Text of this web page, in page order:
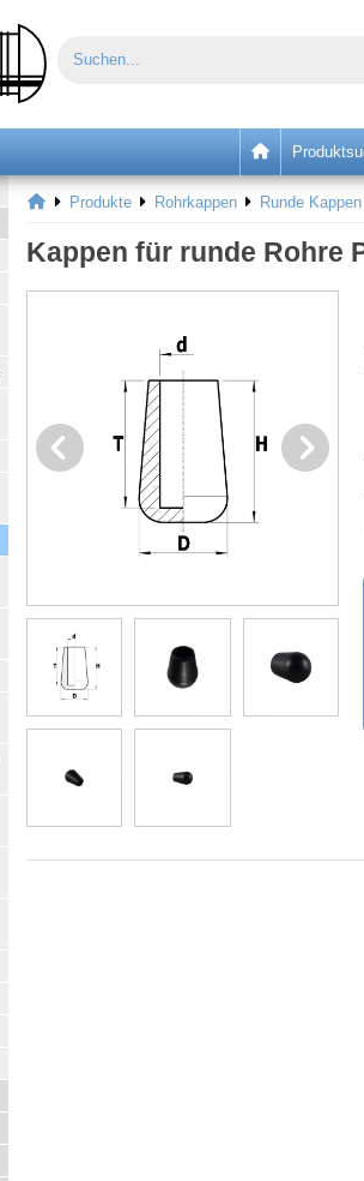
Produkte Rohrkappen Runde Kappen
Kappen für runde Rohre